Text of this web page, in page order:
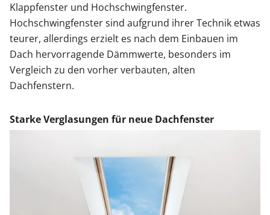
Klappfenster und Hochschwingfenster.
Hochschwingfenster sind aufgrund ihrer Technik etwas
teurer, allerdings erzielt es nach dem Einbauen im
Dach hervorragende Dämmwerte, besonders im
Vergleich zu den vorher verbauten, alten
Dachfenstern.
Starke Verglasungen für neue Dachfenster